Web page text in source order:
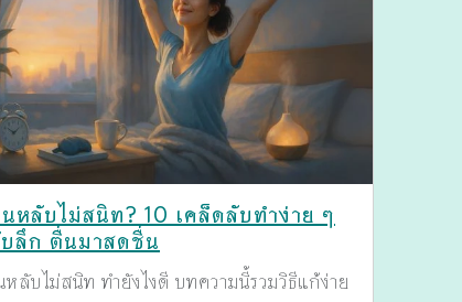
หลับไม่สนิท? 10 เคล็ดลับทำง่าย ๆ
ลึก ตื่นมาสดชื่น
หลับไม่สนิท ทำยังไงดี บทความนี้รวมวิธีแก้ง่าย